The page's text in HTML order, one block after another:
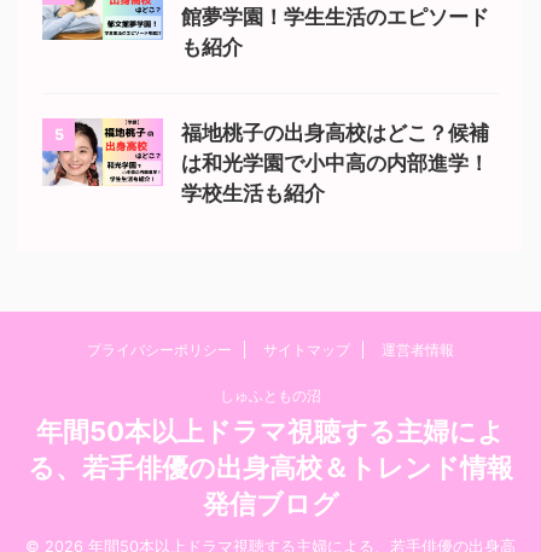
館夢学園！学生生活のエピソード
も紹介
5
福地桃子の出身高校はどこ？候補
は和光学園で小中高の内部進学！
学校生活も紹介
プライバシーポリシー サイトマップ 運営者情報
しゅふともの沼
年間50本以上ドラマ視聴する主婦によ
る、若手俳優の出身高校＆トレンド情報
発信ブログ
© 2026 年間50本以上ドラマ視聴する主婦による、若手俳優の出身高